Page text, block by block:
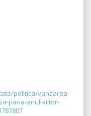
politica/vanzarea-
pana-anul-viitor-